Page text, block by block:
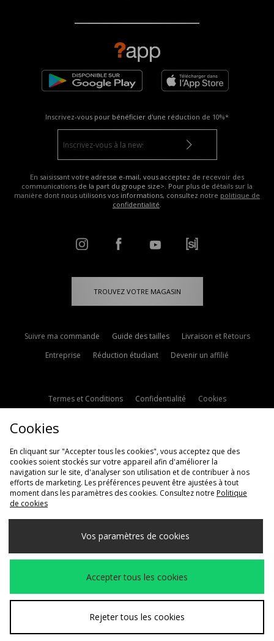
Inscrivez-vous pour bénéficier d'une réduction de 10%*
En saisissant votre adresse e-mail, vous acceptez de recevoir des
communications de la part du groupe size>. Pour plus de détails sur la
manière dont nous utilisons vos informations, consultez notre politique de
confidentialité.
TROUVEZ VOTRE MAGASIN
Suivre ma commande Guide des tailles
Livraison et Retours
Entreprise
Réduction étudiant Devenir un affilié
Termes et Conditions Confidentialité
Cookies
Politique d'avis en ligne
Livraison Vers
France
Nous acceptons les méthodes de paiement suivantes
Voir le site internet de l'entreprisewww.jdplc.com
Cookies
En cliquant sur "Accepter tous les cookies", vous acceptez que des
cookies soient stockés sur votre appareil afin d'améliorer la
navigation sur le site, d'analyser son utilisation et de contribuer à nos
efforts de marketing. Les préférences peuvent être ajustées à tout
moment dans les paramètres des cookies. Consultez notre Politique
de cookies
Vos paramètres de cookies
Accepter tous les cookies
Rejeter tous les cookies